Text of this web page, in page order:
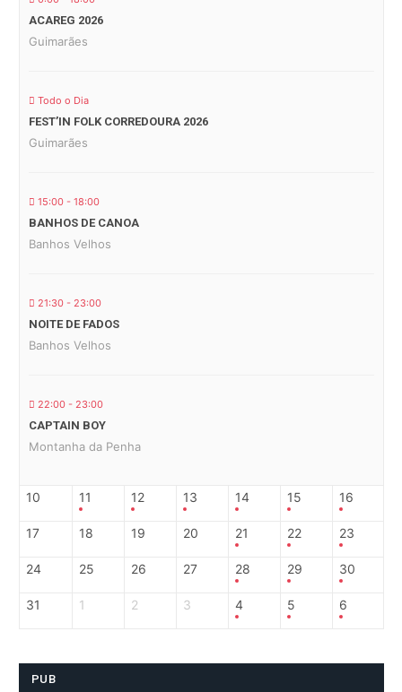
ACAREG 2026
Guimarães
Todo o Dia
FEST’IN FOLK CORREDOURA 2026
Guimarães
15:00 - 18:00
BANHOS DE CANOA
Banhos Velhos
21:30 - 23:00
NOITE DE FADOS
Banhos Velhos
22:00 - 23:00
CAPTAIN BOY
Montanha da Penha
10 11 12 13 14 15 16
17 18 19 20 21 22 23
24 25 26 27 28 29 30
31 1 2 3 4 5 6
PUB